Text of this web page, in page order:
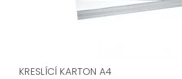
KRESLÍCÍ KARTON A4